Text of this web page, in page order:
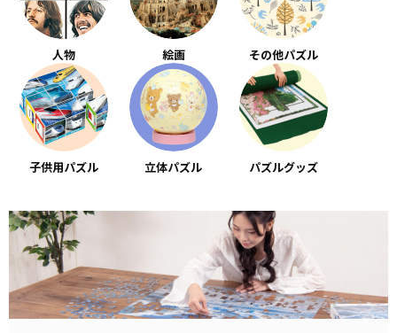
人物 絵画 その他パズル
子供用パズル 立体パズル パズルグッズ